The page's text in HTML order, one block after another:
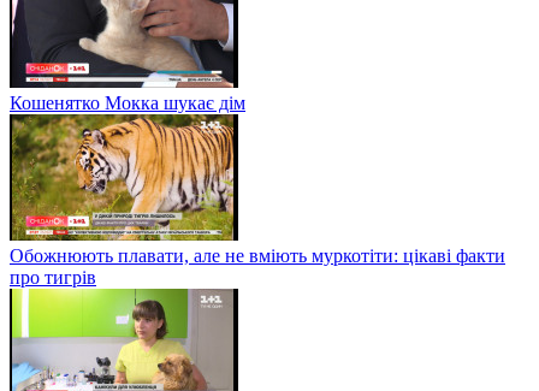
Кошенятко Мокка шукає дім
Обожнюють плавати, але не вміють муркотіти: цікаві факти
про тигрів